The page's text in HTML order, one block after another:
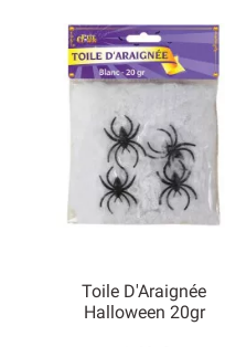
Toile D'Araignée
Halloween 20gr